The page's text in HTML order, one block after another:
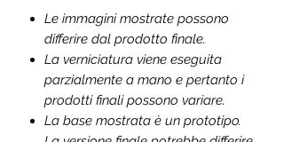
Le immagini mostrate possono
differire dal prodotto finale.
La verniciatura viene eseguita
parzialmente a mano e pertanto i
prodotti finali possono variare.
La base mostrata è un prototipo.